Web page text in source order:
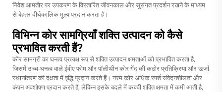
निवेश आमतौर पर उपकरण के विस्तारित जीवनकाल और सुसंगत प्रदर्शन रखने के माध्यम
से बेहतर दीर्घकालिक मूल्य प्रदान करता है।
विभिन्न कोर सामग्रियाँ शक्ति उत्पादन को कैसे
प्रभावित करती हैं?
कोर सामग्री का घनत्व प्रत्यक्ष रूप से शक्ति उत्पादन क्षमताओं को प्रभावित करता है,
जिसमें उच्च-घनत्व वाले ईवीए फोम और पॉलीथीन कोर गेंद की कठोर प्रतिक्रिया और ऊर्जा
स्थानांतरण की दक्षता में वृद्धि प्रदान करते हैं। नरम कोर अधिक स्पर्श संवेदनशीलता और
कंपन अवशोषण प्रदान करते हैं, लेकिन इसके बदले में कच्ची शक्ति क्षमता में कमी आती है,